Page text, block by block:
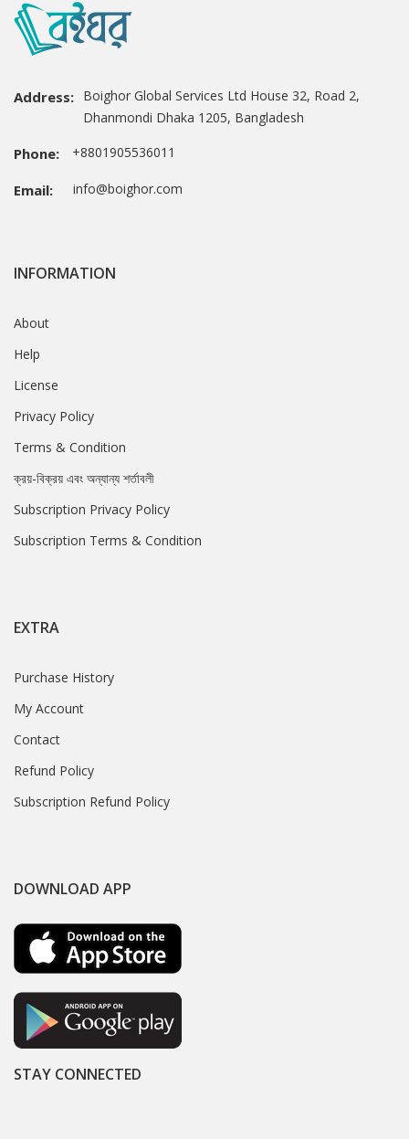
Address: Boighor Global Services Ltd House 32, Road 2,
Dhanmondi Dhaka 1205, Bangladesh
Phone: +8801905536011
Email: info@boighor.com
INFORMATION
About
Help
License
Privacy Policy
Terms & Condition
ক্রয়-বিক্রয় এবং অন্যান্য শর্তাবলী
Subscription Privacy Policy
Subscription Terms & Condition
EXTRA
Purchase History
My Account
Contact
Refund Policy
Subscription Refund Policy
DOWNLOAD APP
STAY CONNECTED